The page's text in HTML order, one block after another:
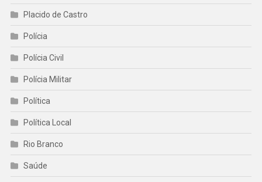
Placido de Castro
Polícia
Polícia Civil
Polícia Militar
Política
Política Local
Rio Branco
Saúde